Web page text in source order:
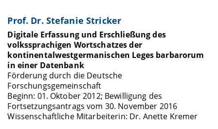
Prof. Dr. Stefanie Stricker
Digitale Erfassung und Erschließung des
volkssprachigen Wortschatzes der
kontinentalwestgermanischen Leges barbarorum
in einer Datenbank
Förderung durch die Deutsche
Forschungsgemeinschaft
Beginn: 01. Oktober 2012; Bewilligung des
Fortsetzungsantrags vom 30. November 2016
Wissenschaftliche Mitarbeiterin: Dr. Anette Kremer